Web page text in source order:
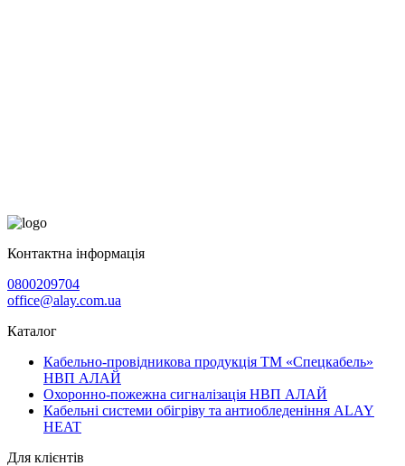
Контактна інформація
0800209704
office@alay.com.ua
Каталог
Кабельно-провідникова продукція ТМ «Спецкабель»
НВП АЛАЙ
Охоронно-пожежна сигналізація НВП АЛАЙ
Кабельні системи обігріву та антиобледеніння ALAY
HEAT
Для клієнтів